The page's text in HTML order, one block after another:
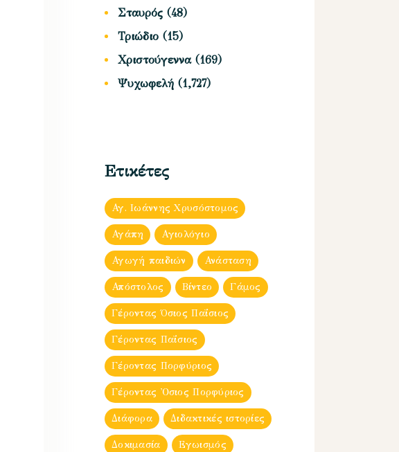
Σταυρός (48)
Τριώδιο (15)
Χριστούγεννα(169)
Ψυχωφελή (1,727)
Ετικέτες
Αγ. Ιωάννης Χρυσόστομος
Αγάπη Αγιολόγιο
Αγωγή παιδιών Ανάσταση
Απόστολος Βίντεο Γάμος
Γέροντας Όσιος Παΐσιος
Γέροντας Παΐσιος
Γέροντας Πορφύριος
Γέροντας Ὀσιος Πορφύριος
Διάφορα Διδακτικές ιστορίες
Δοκιμασία Εγωισμός